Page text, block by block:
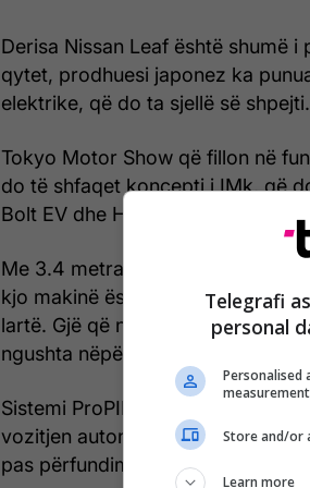
Derisa Nissan Leaf është shumë
qytet, prodhuesi japonez ka
elektrike, që do ta sjellë së shpejti.
Tokyo Motor Show që fillon në
do të shfaqet koncepti i IMk, që
Bolt EV dhe Hyundai Kona EV.
Me 3.4 metra gjatësi, 1.5 metra
kjo makinë është më e shkurt se
lartë. Gjë që nuk e bën më pak
ngushta nëpër qytet.
Sistemi ProPILOT 2.0 shërben si
vozitjen autonome në shirit të
pas përfundimit të udhëtimit.
Telegrafi
personal
Personalised
Store and/or
Learn more